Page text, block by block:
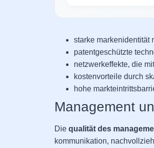
starke markenidentität
patentgeschützte
netzwerkeffekte, die
kostenvorteile durch
hohe
Management
Die qualität des
kommunikation,